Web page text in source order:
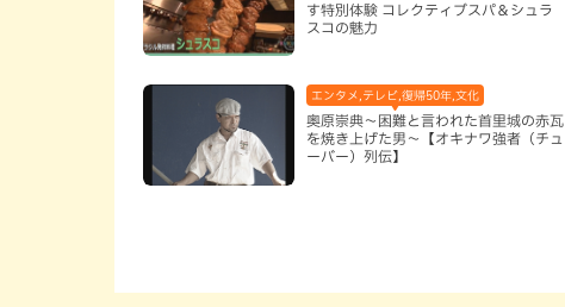
す特別体験 コレクティブスパ＆シュラ
スコの魅力
エンタメ,テレビ,復帰50年,文化
奥原崇典～困難と言われた首里城の赤瓦
を焼き上げた男～【オキナワ強者（チュ
ーバー）列伝】